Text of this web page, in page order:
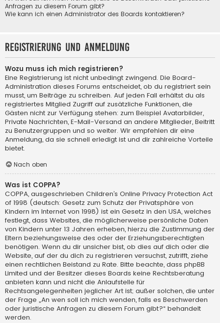
Anfragen zu diesem Forum gibt?
Wie kann ich einen Administrator des Boards kontaktieren?
Registrierung und Anmeldung
Wozu muss ich mich registrieren?
Eine Registrierung ist nicht unbedingt zwingend. Die Board-
Administration dieses Forums entscheidet, ob du registriert sein
musst, um Beiträge zu schreiben. Auf jeden Fall erhältst du als
registriertes Mitglied Zugriff auf zusätzliche Funktionen, die
Gästen nicht zur Verfügung stehen: zum Beispiel Avatarbilder,
Private Nachrichten, E-Mail-Versand an andere Mitglieder, Beitritt
zu Benutzergruppen und so weiter. Wir empfehlen dir eine
Anmeldung, da sie schnell erledigt ist und dir zahlreiche Vorteile
bietet.
Nach oben
Was ist COPPA?
COPPA, ausgeschrieben Children’s Online Privacy Protection Act
of 1998 (deutsch: Gesetz zum Schutz der Privatsphäre von
Kindern im Internet von 1998) ist ein Gesetz in den USA, welches
festlegt, dass Websites, die möglicherweise persönliche Daten
von Kindern unter 13 Jahren erheben, hierzu die Zustimmung der
Eltern beziehungsweise des oder der Erziehungsberechtigten
benötigen. Wenn du dir unsicher bist, ob dies auf dich oder die
Website, auf der du dich zu registrieren versuchst, zutrifft, ziehe
einen rechtlichen Beistand zu Rate. Bitte beachte, dass phpBB
Limited und der Besitzer dieses Boards keine Rechtsberatung
anbieten kann und nicht die Anlaufstelle für
Rechtsangelegenheiten jeglicher Art ist; außer solchen, die unter
der Frage „An wen soll ich mich wenden, falls es Beschwerden
oder juristische Anfragen zu diesem Forum gibt?“ behandelt
werden.